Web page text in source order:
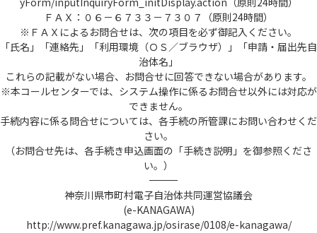
ＦＡＸ：０６－６７３３－７３０７（原則24時間）
※ＦＡＸによるお問合せは、次の項目を必ず御記入ください。
「氏名」「連絡先」「利用環境（ＯＳ／ブラウザ）」「申請・届出先自
治体名」
これらの記載がない場合、お問合せに回答できない場合があります。
※本コールセンターでは、システム操作に係るお問合せ以外には対応が
できません。
手続内容に係る問合せについては、各手続の所管課にお問い合わせくだ
さい。
（お問合せ先は、各手続き申込画面の「手続き説明」を御参照くださ
い。）
――――――――――――――――――――――――――――――――――――――――――――――――――
神奈川県市町村電子自治体共同運営協議会
(e-KANAGAWA)
http://www.pref.kanagawa.jp/osirase/0108/e-kanagawa/